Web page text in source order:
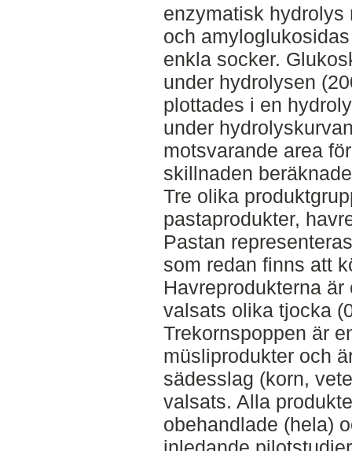
enzymatisk
och
enkla socker.
under hydrolysen
plottades i en
under
motsvarande area
skillnaden
Tre olika
pastaprodukter,
Pastan
som redan finns att
Havreprodukterna
valsats olika tjocka
Trekornspoppen är
müsliprodukter och
sädesslag (korn,
valsats. Alla
obehandlade (hela)